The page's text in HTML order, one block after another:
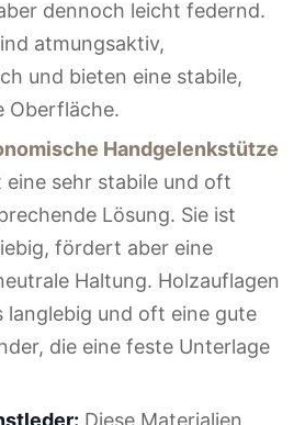
dennoch leicht federnd.
atmungsaktiv,
und bieten eine stabile,
Oberfläche.
Handgelenkstütze
eine sehr stabile und oft
Lösung. Sie ist
fördert aber eine
Haltung. Holzauflagen
langlebig und oft eine gute
die eine feste Unterlage
Diese Materialien